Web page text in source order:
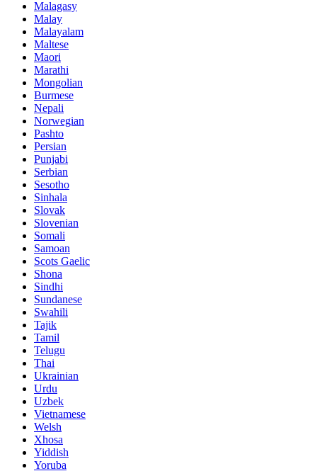
Malagasy
Malay
Malayalam
Maltese
Maori
Marathi
Mongolian
Burmese
Nepali
Norwegian
Pashto
Persian
Punjabi
Serbian
Sesotho
Sinhala
Slovak
Slovenian
Somali
Samoan
Scots Gaelic
Shona
Sindhi
Sundanese
Swahili
Tajik
Tamil
Telugu
Thai
Ukrainian
Urdu
Uzbek
Vietnamese
Welsh
Xhosa
Yiddish
Yoruba